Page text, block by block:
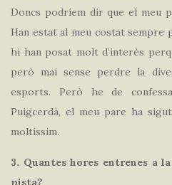
Doncs podríem dir que el meu
Han estat al meu costat sempre
hi han posat molt d’interès
però mai sense perdre la
esports. Però he de
Puigcerdà, el meu pare ha
moltíssim.
3. Quantes hores entrenes a
pista?